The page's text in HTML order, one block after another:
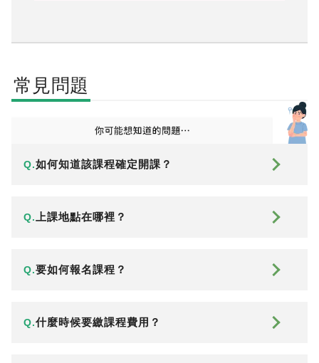
常見問題
Q.如何知道該課程確定開課？
Q. 上課地點在哪裡？
Q.要如何報名課程？
Q.什麼時候要繳課程費用？